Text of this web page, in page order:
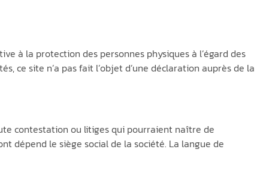
à la protection des personnes physiques à l’égard des
ce site n’a pas fait l’objet d’une déclaration auprès de la
contestation ou litiges qui pourraient naître de
dépend le siège social de la société. La langue de